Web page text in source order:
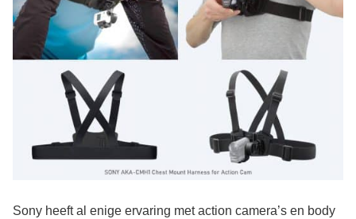
Sony heeft al enige ervaring met action camera’s en body